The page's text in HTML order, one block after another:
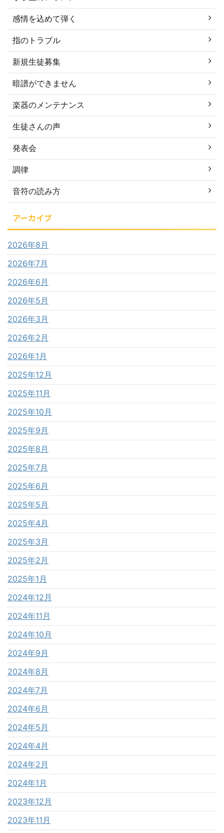
感情を込めて弾く
指のトラブル
新規生徒募集
暗譜ができません
楽器のメンテナンス
生徒さんの声
発表会
調律
音符の読み方
アーカイブ
2026年8月
2026年7月
2026年6月
2026年5月
2026年3月
2026年2月
2026年1月
2025年12月
2025年11月
2025年10月
2025年9月
2025年8月
2025年7月
2025年6月
2025年5月
2025年4月
2025年3月
2025年2月
2025年1月
2024年12月
2024年11月
2024年10月
2024年9月
2024年8月
2024年7月
2024年6月
2024年5月
2024年4月
2024年2月
2024年1月
2023年12月
2023年11月